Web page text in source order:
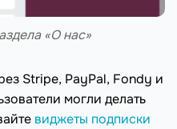
«О нас»
Stripe, PayPal, Fondy и
могли делать
виджеты подписки